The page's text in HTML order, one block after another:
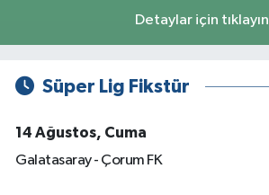
Detaylar için tıklayın
Süper Lig Fikstür
14 Ağustos, Cuma
Galatasaray - Çorum FK